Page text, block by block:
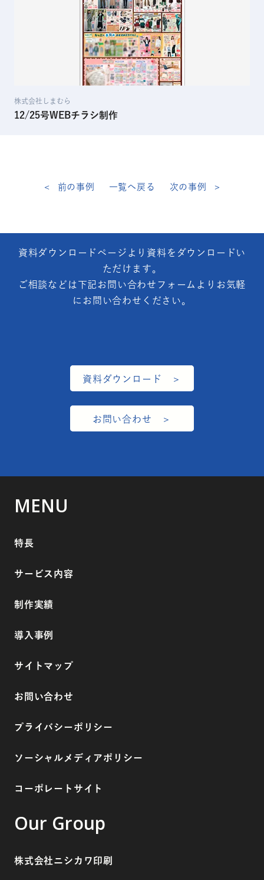
株式会社しまむら
12/25号WEBチラシ制作
前の事例 一覧へ戻る 次の事例
資料ダウンロードページより資料をダウンロードい
ただけます。
ご相談などは下記お問い合わせフォームよりお気軽
にお問い合わせください。
資料ダウンロード
お問い合わせ
MENU
特長
サービス内容
制作実績
導入事例
サイトマップ
お問い合わせ
プライバシーポリシー
ソーシャルメディアポリシー
コーポレートサイト
Our Group
株式会社ニシカワ印刷